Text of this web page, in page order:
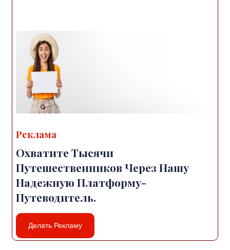
Реклама
Охватите Тысячи
Путешественников Через Нашу
Надежную Платформу-
Путеводитель.
Делать Рекламу